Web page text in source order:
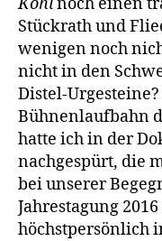
Stückrath und
wenigen noch
nicht in den
Distel-
Bühnenlaufbahn
hatte ich in der
nachgespürt, die
bei unserer
Jahrestagung
höchstpersönlich